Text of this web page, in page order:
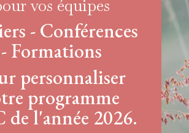
vos équipes
- Conférences
- Formations
personnaliser
programme
de l'année 2026.